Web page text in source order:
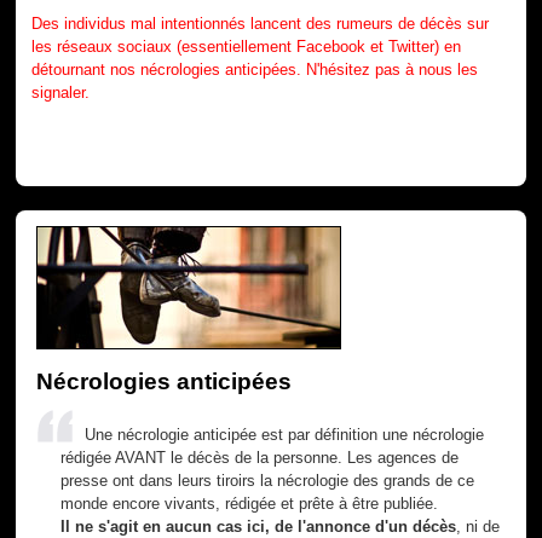
Des individus mal intentionnés lancent des rumeurs de décès sur
les réseaux sociaux (essentiellement Facebook et Twitter) en
détournant nos nécrologies anticipées. N'hésitez pas à nous les
signaler.
Nécrologies anticipées
Une nécrologie anticipée est par définition une nécrologie
rédigée AVANT le décès de la personne. Les agences de
presse ont dans leurs tiroirs la nécrologie des grands de ce
monde encore vivants, rédigée et prête à être publiée.
Il ne s'agit en aucun cas ici, de l'annonce d'un décès , ni de